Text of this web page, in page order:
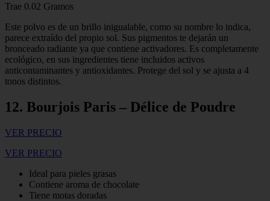
Trae 0.02 Gramos
Este polvo es de un brillo inigualable, como su nombre lo indica,
parece extraído del propio sol. Sus pigmentos te dejarán un
bronceado radiante ya que contiene activadores. Es completamente
ecológico, en sus ingredientes tiene incluidos activos
anticontaminantes y antioxidantes. Protege del sol y se ajusta a 4
tonos distintos.
12. Bourjois Paris – Délice de Poudre
VER PRECIO
VER PRECIO
Ideal para pieles grasas
Contiene aroma de chocolate
Tiene motas doradas